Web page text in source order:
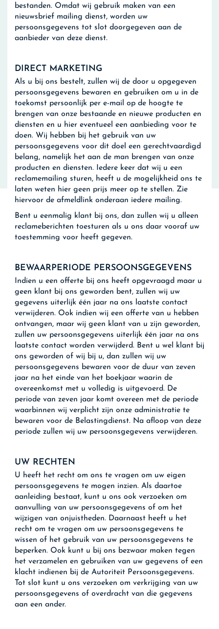
bestanden. Omdat wij gebruik maken van een
nieuwsbrief mailing dienst, worden uw
persoonsgegevens tot slot doorgegeven aan de
aanbieder van deze dienst.
DIRECT MARKETING
Als u bij ons bestelt, zullen wij de door u opgegeven
persoonsgegevens bewaren en gebruiken om u in de
toekomst persoonlijk per e-mail op de hoogte te
brengen van onze bestaande en nieuwe producten en
diensten en u hier eventueel een aanbieding voor te
doen. Wij hebben bij het gebruik van uw
persoonsgegevens voor dit doel een gerechtvaardigd
belang, namelijk het aan de man brengen van onze
producten en diensten. Iedere keer dat wij u een
reclamemailing sturen, heeft u de mogelijkheid ons te
laten weten hier geen prijs meer op te stellen. Zie
hiervoor de afmeldlink onderaan iedere mailing.
Bent u eenmalig klant bij ons, dan zullen wij u alleen
reclameberichten toesturen als u ons daar vooraf uw
toestemming voor heeft gegeven.
BEWAARPERIODE PERSOONSGEGEVENS
Indien u een offerte bij ons heeft opgevraagd maar u
geen klant bij ons geworden bent, zullen wij uw
gegevens uiterlijk één jaar na ons laatste contact
verwijderen. Ook indien wij een offerte van u hebben
ontvangen, maar wij geen klant van u zijn geworden,
zullen uw persoonsgegevens uiterlijk één jaar na ons
laatste contact worden verwijderd. Bent u wel klant bij
ons geworden of wij bij u, dan zullen wij uw
persoonsgegevens bewaren voor de duur van zeven
jaar na het einde van het boekjaar waarin de
overeenkomst met u volledig is uitgevoerd. De
periode van zeven jaar komt overeen met de periode
waarbinnen wij verplicht zijn onze administratie te
bewaren voor de Belastingdienst. Na afloop van deze
periode zullen wij uw persoonsgegevens verwijderen.
UW RECHTEN
U heeft het recht om ons te vragen om uw eigen
persoonsgegevens te mogen inzien. Als daartoe
aanleiding bestaat, kunt u ons ook verzoeken om
aanvulling van uw persoonsgegevens of om het
wijzigen van onjuistheden. Daarnaast heeft u het
recht om te vragen om uw persoonsgegevens te
wissen of het gebruik van uw persoonsgegevens te
beperken. Ook kunt u bij ons bezwaar maken tegen
het verzamelen en gebruiken van uw gegevens of een
klacht indienen bij de Autoriteit Persoonsgegevens.
Tot slot kunt u ons verzoeken om verkrijging van uw
persoonsgegevens of overdracht van die gegevens
aan een ander.